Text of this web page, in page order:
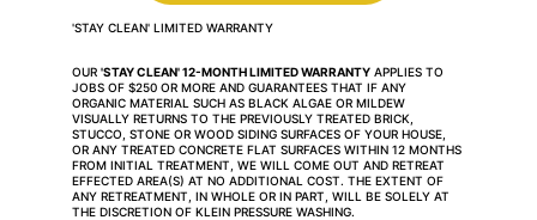
'STAY CLEAN' LIMITED WARRANTY
OUR 'STAY CLEAN' 12-MONTH LIMITED WARRANTY APPLIES TO
JOBS OF $250 OR MORE AND GUARANTEES THAT IF ANY
ORGANIC MATERIAL SUCH AS BLACK ALGAE OR MILDEW
VISUALLY RETURNS TO THE PREVIOUSLY TREATED BRICK,
STUCCO, STONE OR WOOD SIDING SURFACES OF YOUR HOUSE,
OR ANY TREATED CONCRETE FLAT SURFACES WITHIN 12 MONTHS
FROM INITIAL TREATMENT, WE WILL COME OUT AND RETREAT
EFFECTED AREA(S) AT NO ADDITIONAL COST. THE EXTENT OF
ANY RETREATMENT, IN WHOLE OR IN PART, WILL BE SOLELY AT
THE DISCRETION OF KLEIN PRESSURE WASHING.